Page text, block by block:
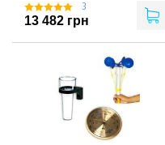
3
13 482 грн